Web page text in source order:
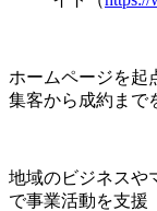
ホームページを起
集客から成約まで
地域のビジネスや
で事業活動を支援